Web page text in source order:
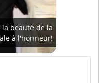
la beauté de la
à l'honneur!